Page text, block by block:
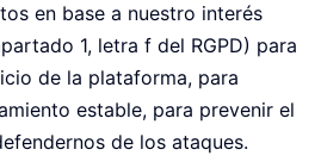
en base a nuestro interés
1, letra f del RGPD) para
de la plataforma, para
estable, para prevenir el
de los ataques.